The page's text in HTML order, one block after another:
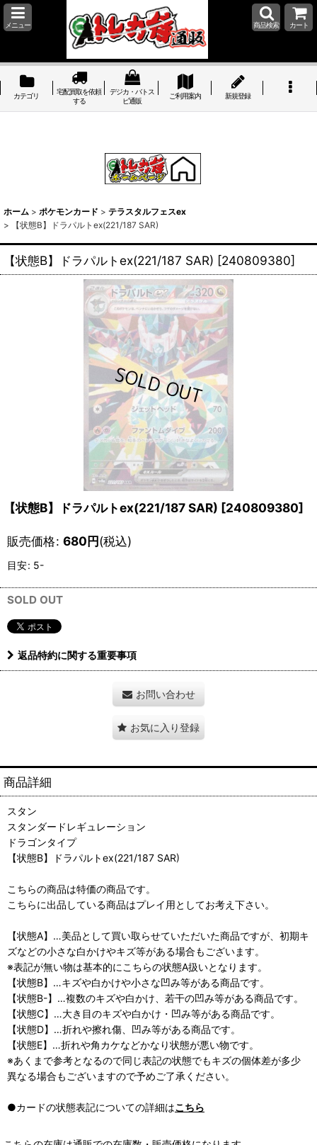
メニュー 商品検索 カート
カテゴリ
宅配買取を依頼
する
デジカ・バトス
ピ通販
ご利用案内 新規登録
ホーム > ポケモンカード > テラスタルフェスex
>
【状態B】ドラパルトex(221/187 SAR)
【状態B】ドラパルトex(221/187 SAR) [240809380]
【状態B】ドラパルトex(221/187 SAR) [240809380]
販売価格: 680円(税込)
目安: 5-
SOLD OUT
返品特約に関する重要事項
お問い合わせ
お気に入り登録
商品詳細
スタン
スタンダードレギュレーション
ドラゴンタイプ
【状態B】ドラパルトex(221/187 SAR)
こちらの商品は特価の商品です。
こちらに出品している商品はプレイ用としてお考え下さい。
【状態A】…美品として買い取らせていただいた商品ですが、初期キ
ズなどの小さな白かけやキズ等がある場合もございます。
※表記が無い物は基本的にこちらの状態A扱いとなります。
【状態B】…キズや白かけや小さな凹み等がある商品です。
【状態B-】…複数のキズや白かけ、若干の凹み等がある商品です。
【状態C】…大き目のキズや白かけ・凹み等がある商品です。
【状態D】…折れや擦れ傷、凹み等がある商品です。
【状態E】…折れや角カケなどかなり状態が悪い物です。
※あくまで参考となるので同じ表記の状態でもキズの個体差が多少
異なる場合もございますので予めご了承ください。
●カードの状態表記についての詳細はこちら